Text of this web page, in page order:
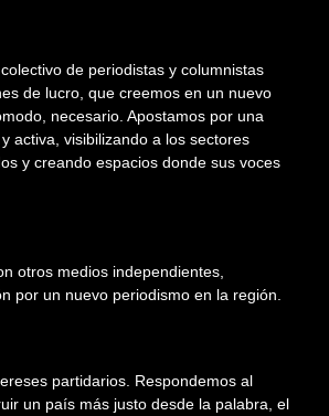
de periodistas y columnistas
de lucro, que creemos en un nuevo
necesario. Apostamos por una
activa, visibilizando a los sectores
y creando espacios donde sus voces
otros medios independientes,
por un nuevo periodismo en la región.
partidarios. Respondemos al
un país más justo desde la palabra, el